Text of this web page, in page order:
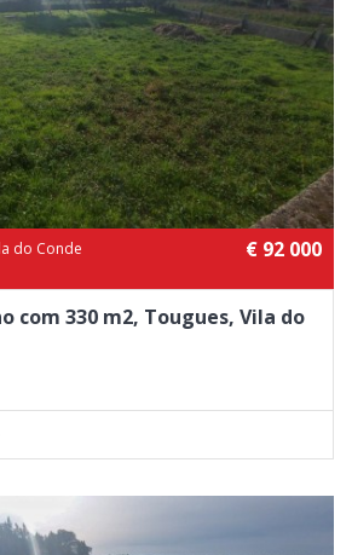
do Conde € 92 000
com 330 m2, Tougues, Vila do